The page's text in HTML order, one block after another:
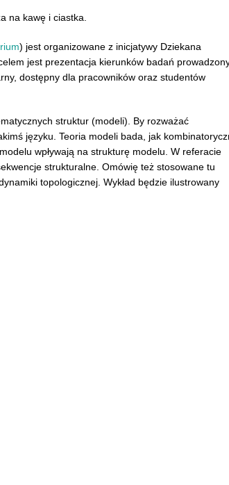
na kawę i ciastka.
) jest organizowane z inicjatywy Dziekana
jest prezentacja kierunków badań
dostępny dla pracowników oraz studentów
struktur (modeli). By rozważać
języku. Teoria modeli bada, jak
wpływają na strukturę modelu. W referacie
strukturalne. Omówię też stosowane tu
topologicznej. Wykład będzie ilustrowany